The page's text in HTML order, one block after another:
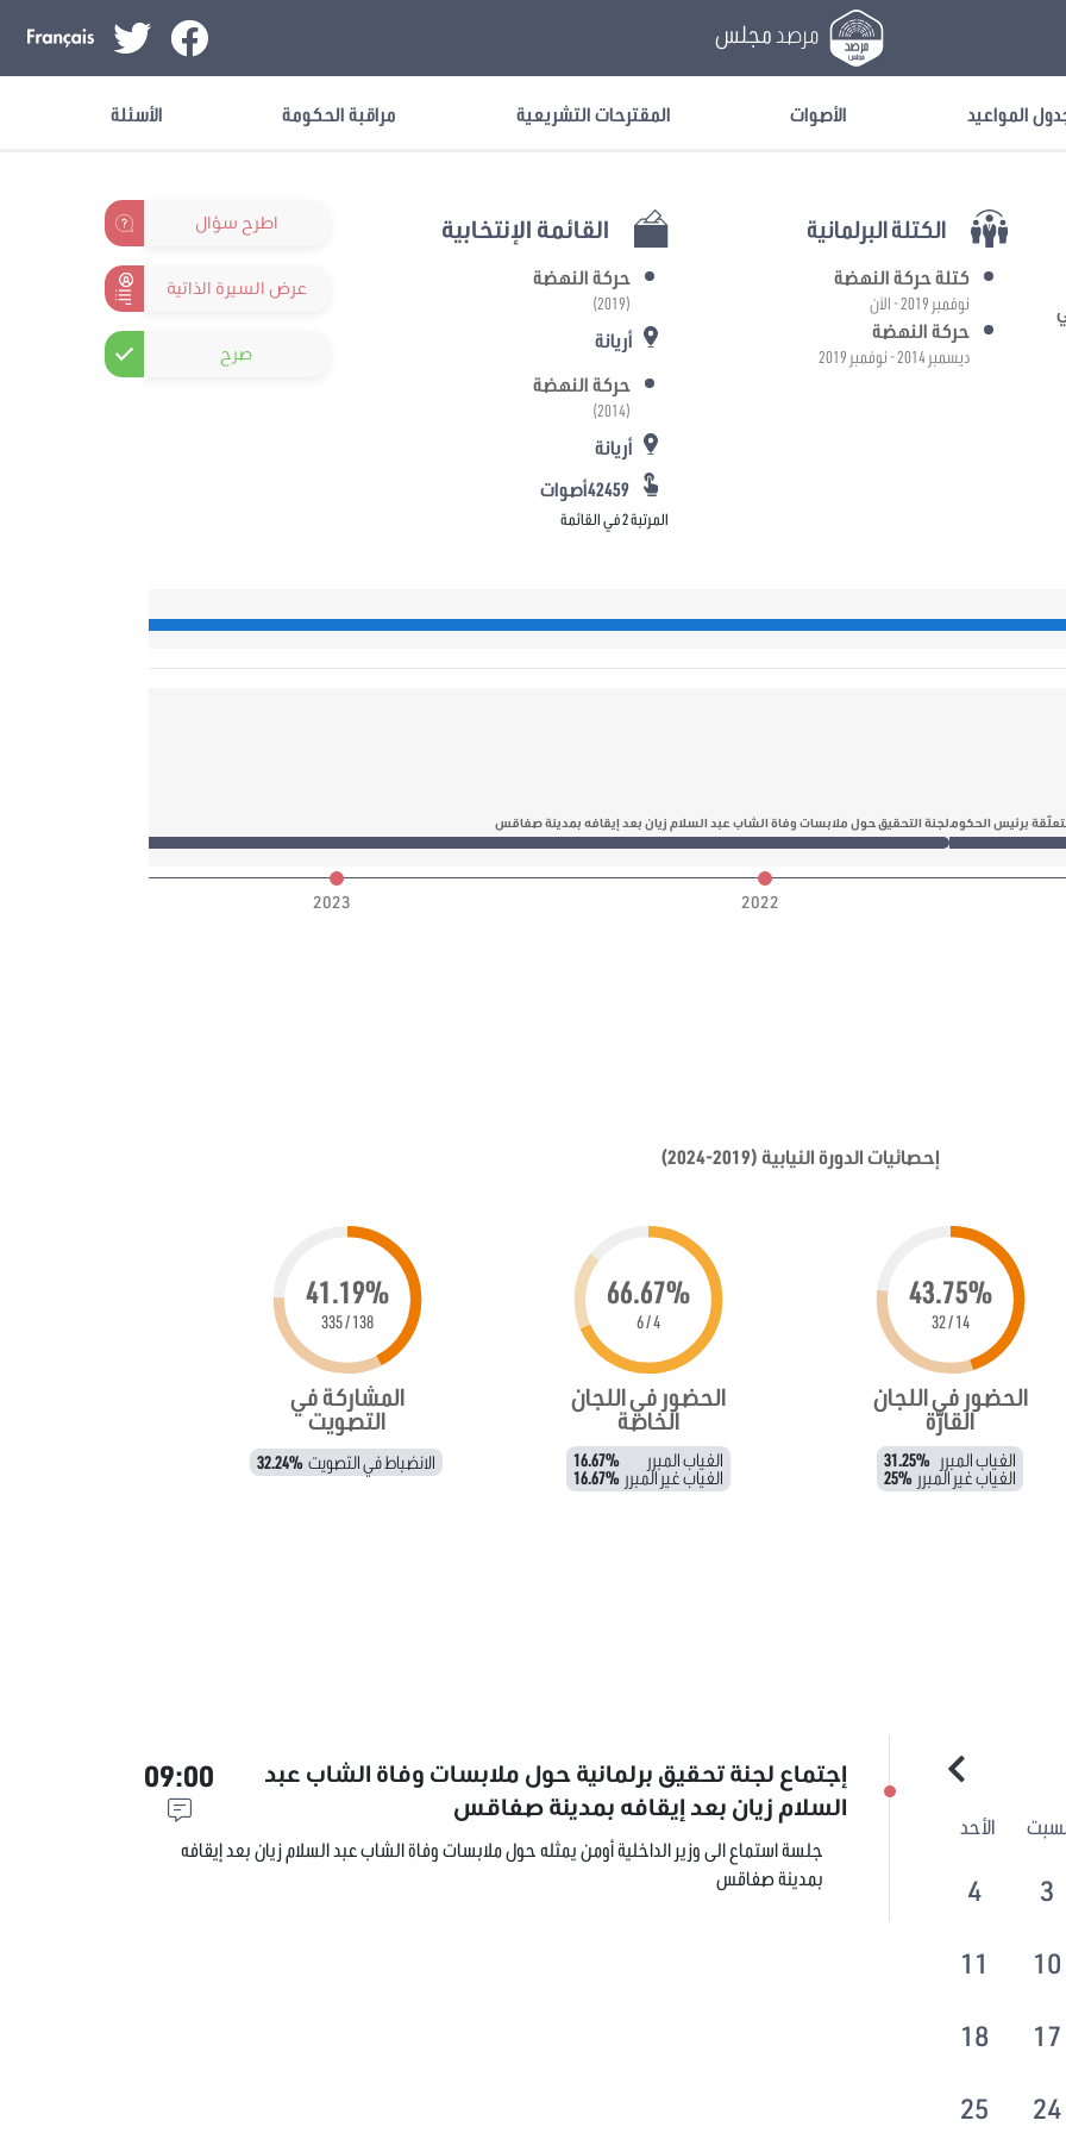
مرصد مجلس
المواعيد الأصوات المقترحات التشريعية مراقبة الحكومة الأسئلة
الكتلة البرلمانية
كتلة حركة النهضة
نوفمبر 2019 - الآن
حركة النهضة
ديسمبر 2014 - نوفمبر 2019
القائمة الإنتخابية
حركة النهضة
(2019)
أريانة
حركة النهضة
(2014)
أريانة
المرتبة 2 في القائمة
اطرح سؤال
عرض السيرة الذاتية
صرح
برئيس الحكومةلجنة التحقيق حول ملابسات وفاة الشاب عبد السلام زيان بعد إيقافه بمدينة صفاقس
2022
2023
إحصائيات الدورة النيابية (2019-2024)
43.75%
14 / 32
الحضور في اللجان
القارّة
الغياب المبرر 31.25%
الغياب غير المبرر 25%
66.67%
4 / 6
الحضور في اللجان
الخاصة
الغياب المبرر 16.67%
الغياب غير المبرر 16.67%
41.19%
138 / 335
المشاركة في
التصويت
الانضباط في التصويت 32.24%
الأحد
3
4
10
11
17
18
24
25
إجتماع لجنة تحقيق برلمانية حول ملابسات وفاة الشاب عبد
السلام زيان بعد إيقافه بمدينة صفاقس
09:00
جلسة استماع الى وزير الداخلية أومن يمثله حول ملابسات وفاة الشاب عبد السلام زيان بعد إيقافه
بمدينة صفاقس